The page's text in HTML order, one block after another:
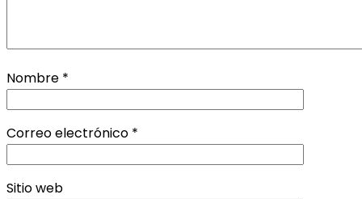
Nombre *
Correo electrónico *
Sitio web